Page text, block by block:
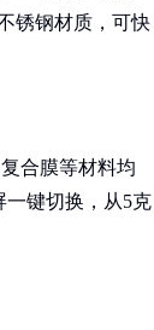
锈钢材质，可快
合膜等材料均
一键切换，从5克